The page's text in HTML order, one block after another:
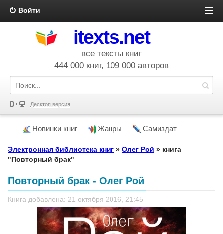
Войти
itexts.net
все тексты книг
444 000 книг, 109 000 авторов
Десктоп версия
Новинки книг Жанры Самиздат
Электронная библиотека книг » Олег Рой » книга
"Повторный брак"
Повторный брак - Олег Рой
Книга добавлена: 21 октября 2016, 21:45